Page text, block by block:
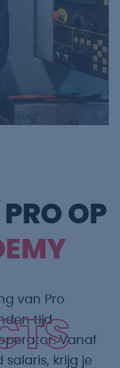
OP
van Pro
tijd
Vanaf
krijg je